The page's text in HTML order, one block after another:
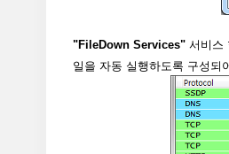
"FileDown Services" 서비스
일을 자동 실행하도록 구성되